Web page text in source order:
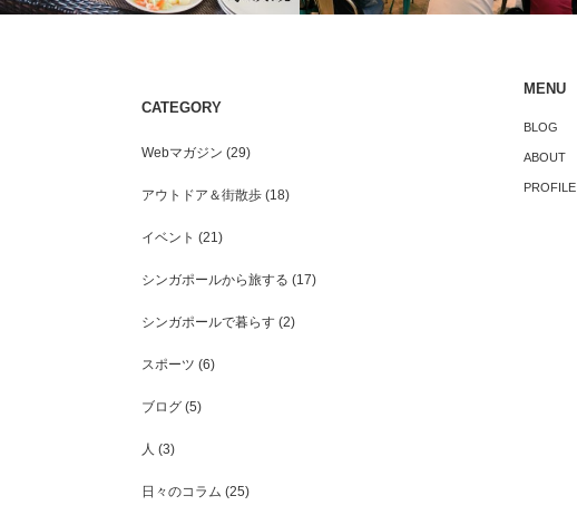
シンガポール人の家族観
シンガポールでの地域PRイベントで感
じた「町おこし」における大事な3つの
CATEGORY
Webマガジン (29)
アウトドア＆街散歩(18)
イベント (21)
シンガポールから旅する (17)
シンガポールで暮らす(2)
スポーツ (6)
ブログ(5)
人 (3)
日々のコラム (25)
MENU
BLOG
ABOUT
PROFILE